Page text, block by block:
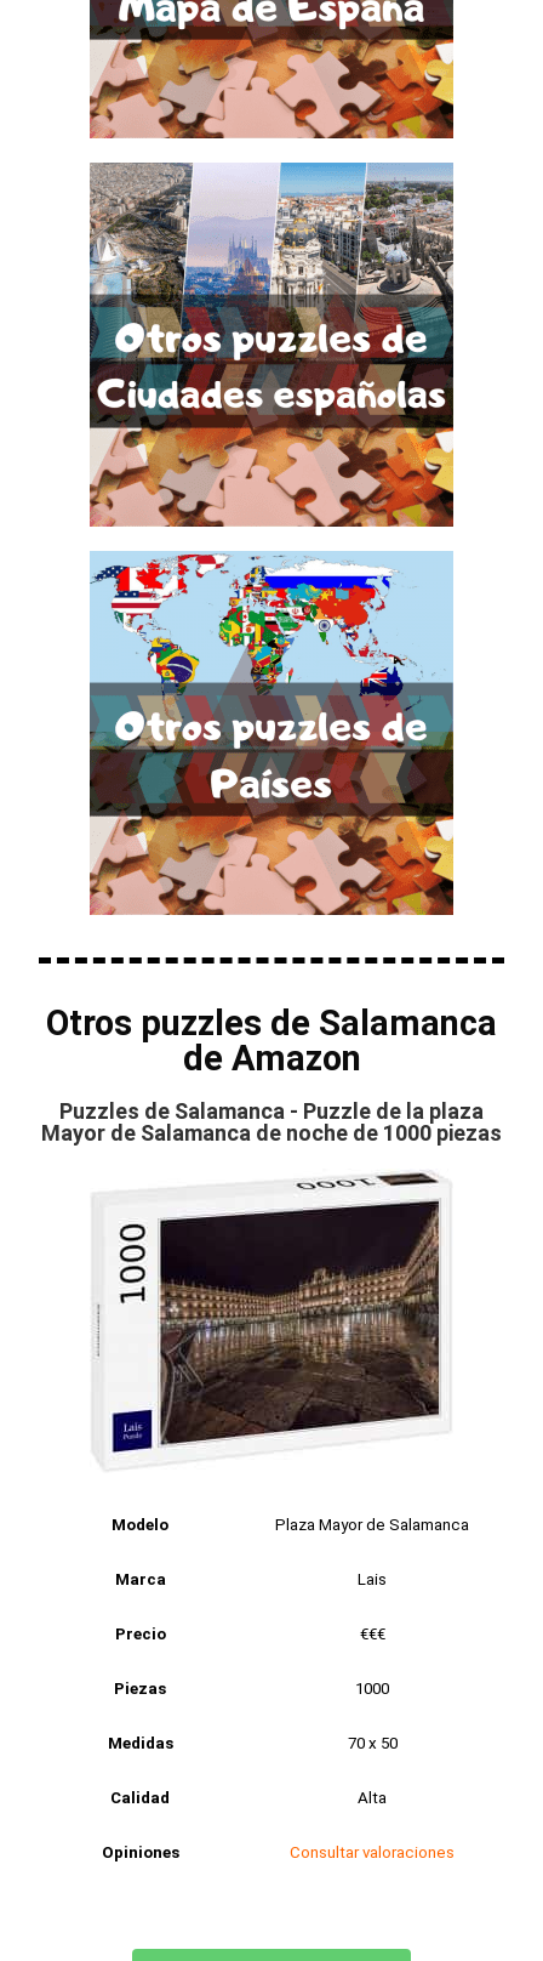
Otros puzzles de Salamanca
de Amazon
Puzzles de Salamanca - Puzzle de la plaza
Mayor de Salamanca de noche de 1000 piezas
Modelo Plaza Mayor de Salamanca
Marca Lais
Precio €€€
Piezas 1000
Medidas 70 x 50
Calidad Alta
Opiniones Consultar valoraciones